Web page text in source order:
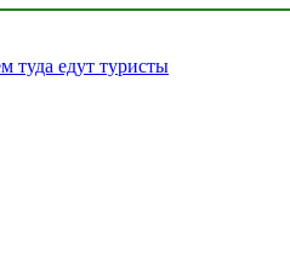
туда едут туристы